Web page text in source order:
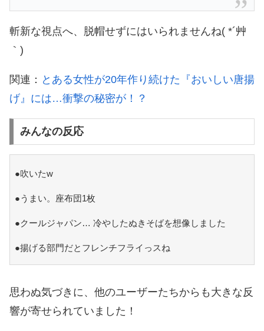
斬新な視点へ、脱帽せずにはいられませんね( *´艸
｀)
関連： とある女性が20年作り続けた『おいしい唐揚
げ』には…衝撃の秘密が！？
みんなの反応
●吹いたw
●うまい。座布団1枚
●クールジャパン… 冷やしたぬきそばを想像しました
●揚げる部門だとフレンチフライっスね
思わぬ気づきに、他のユーザーたちからも大きな反
響が寄せられていました！